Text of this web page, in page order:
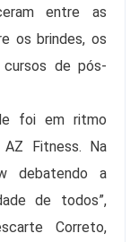
entre as
os brindes, os
de pós-
foi em ritmo
Fitness. Na
debatendo a
de todos”,
Correto,